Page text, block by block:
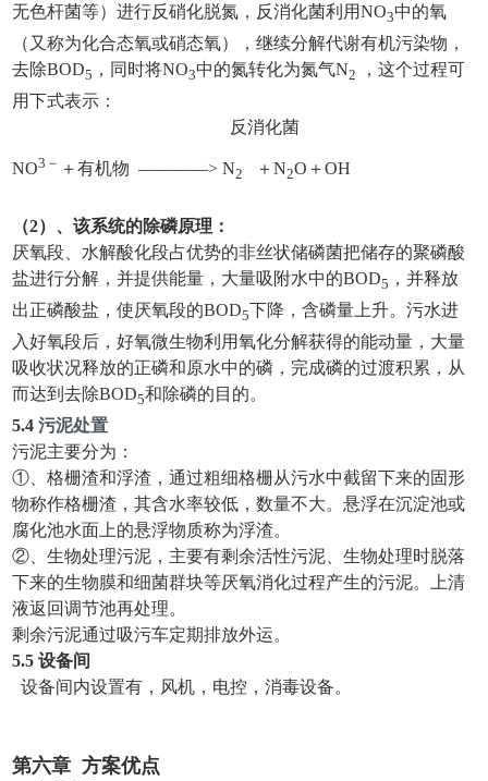
无色杆菌等）进行反硝化脱氮，反消化菌利用NO3中的氧
（又称为化合态氧或硝态氧），继续分解代谢有机污染物，
去除BOD5 ，同时将NO3中的氮转化为氮气N2
，这个过程可
用下式表示：
反消化菌
NO3－ ＋有机物 ————> N2 ＋N2O＋OH
（2）、该系统的除磷原理：
厌氧段、水解酸化段占优势的非丝状储磷菌把储存的聚磷酸
盐进行分解，并提供能量，大量吸附水中的BOD5 ，并释放
出正磷酸盐，使厌氧段的BOD5下降，含磷量上升。污水进
入好氧段后，好氧微生物利用氧化分解获得的能动量，大量
吸收状况释放的正磷和原水中的磷，完成磷的过渡积累，从
而达到去除BOD5和除磷的目的。
5.4污泥处置
污泥主要分为：
①、格栅渣和浮渣，通过粗细格栅从污水中截留下来的固形
物称作格栅渣，其含水率较低，数量不大。悬浮在沉淀池或
腐化池水面上的悬浮物质称为浮渣。
②、生物处理污泥，主要有剩余活性污泥、生物处理时脱落
下来的生物膜和细菌群块等厌氧消化过程产生的污泥。上清
液返回调节池再处理。
剩余污泥通过吸污车定期排放外运。
5.5 设备间
设备间内设置有，风机，电控，消毒设备。
第六章方案优点